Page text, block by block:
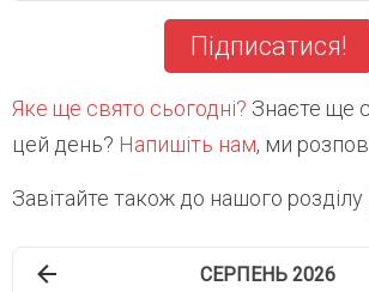
Підписатися!
Яке ще свято сьогодні? Знаєте ще
цей день? Напишіть нам, ми
Завітайте також до нашого розділу
СЕРПЕНЬ 2026